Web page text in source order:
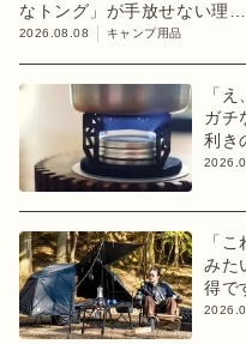
なトング」が手放せない理由
【目利きのキャンプギア】
2026.08.08 キャンプ用品
「
ガチ
利き
「
みた
得で